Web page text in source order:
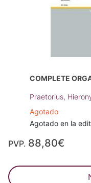
COMPLETE
Praetorius,
Agotado
Agotado en la
PVP. 88,80€